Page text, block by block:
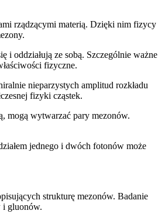
rządzącymi materią. Dzięki nim fizycy
oddziałują ze sobą. Szczególnie ważne
fizyczne.
nieparzystych amplitud rozkładu
fizyki cząstek.
mogą wytwarzać pary mezonów.
jednego i dwóch fotonów może
strukturę mezonów. Badanie
i gluonów.